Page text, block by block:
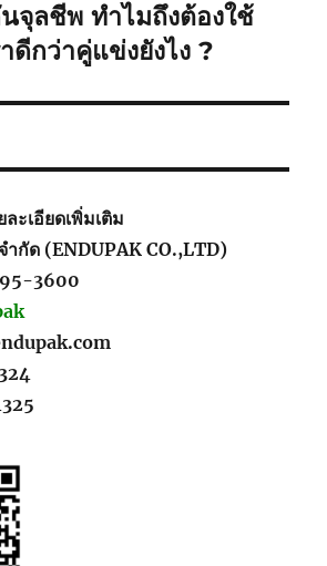
จุลชีพ ทำไมถึงต้องใช้
ดีกว่าคู่แข่งยังไง ?
ะเอียดเพิ่มเติม
กัด (ENDUPAK CO.,LTD)
3600